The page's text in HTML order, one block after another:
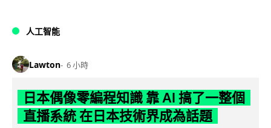
人工智能
Lawton 6 小時
日本偶像零編程知識 靠 AI 搞了一整個
直播系統 在日本技術界成為話題